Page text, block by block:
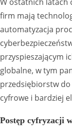
firm mają
automatyzacja
przyspieszającym
globalne, w tym
przedsiębiorstw do
cyfrowe i bardziej
Postęp cyfryzacji